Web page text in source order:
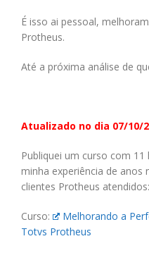
É isso ai pessoal,
Protheus.
Até a próxima análise de
Atualizado no dia 07/10/
Publiquei um curso com
minha experiência de anos
clientes Protheus atendidos:
Curso:
Melhorando a
Totvs Protheus